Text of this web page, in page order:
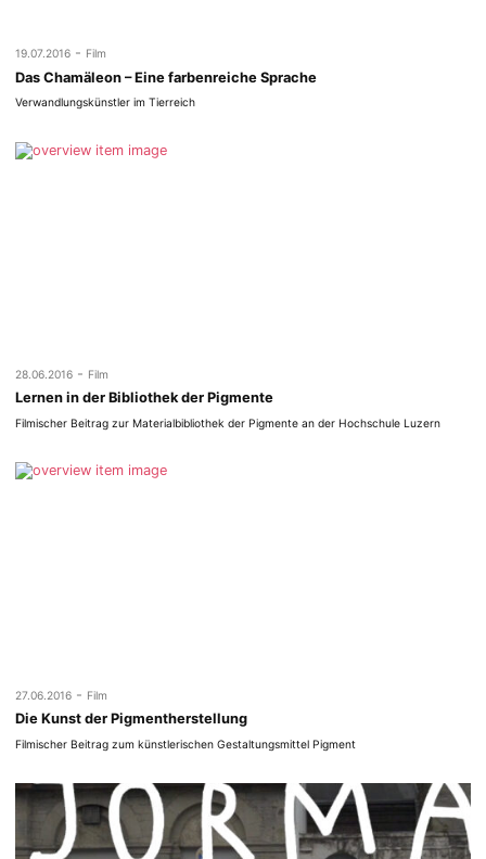
19.07.2016 - Film
Das Chamäleon – Eine farbenreiche Sprache
Verwandlungskünstler im Tierreich
28.06.2016 - Film
Lernen in der Bibliothek der Pigmente
Filmischer Beitrag zur Materialbibliothek der Pigmente an der Hochschule Luzern
27.06.2016 - Film
Die Kunst der Pigmentherstellung
Filmischer Beitrag zum künstlerischen Gestaltungsmittel Pigment